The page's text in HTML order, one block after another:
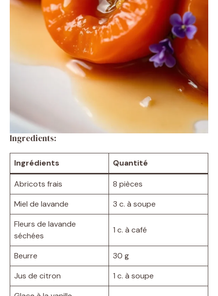
Ingredients:
Ingrédients Quantité
Abricots frais
8 pièces
Miel de lavande
3 c. à soupe
Fleurs de lavande
séchées
1 c. à café
Beurre
30 g
Jus de citron
1 c. à soupe